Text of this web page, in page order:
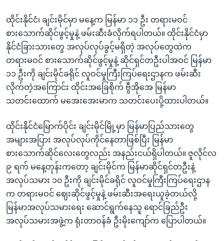
ရန်
နေရာ
သို့
ကျော်
ရန်
ထိုင်းနိုင်ငံ၊ ချင်းမိုင်မှာ မနေ့က မြန်မာ ၁၁ ဦး တရားမဝင်
စားသောက်ဆိုင်ဖွင့်မှုနဲ့ ဖမ်းဆီးခံလိုက်ရပါတယ်။ ထိုင်းနိုင်ငံမှာ
နိုင်ငံခြားသားတွေ အလုပ်လုပ်ခွင့်မရှိတဲ့ အလုပ်တွေထဲက
တရားမဝင် စားသောက်ဆိုင်ဖွင့်မှုနဲ့ ဆိုင်ရှင်တဦးပါအဝင် မြန်မာ
၁၁ ဦးကို ချင်းမိုင်ခရိုင် လူဝင်မှုကြီးကြပ်ရေးဌာနက ဖမ်းဆီး
လိုက်တဲ့အကြောင်း ထိုင်းအခြေစိုက် ဗွီအိုအေ မြန်မာ
သတင်းထောက် မအေးအေးမာက သတင်းပေးပို့ထားပါတယ်။
ထိုင်းနိုင်ငံမြောက်ပိုင်း ချင်းမိုင်မြို့မှာ မြန်မာပြည်သားတွေ
အများအပြား အလုပ်လုပ်ကိုင်နေတာဖြစ်ပြီး မြန်မာ
စားသောက်ဆိုင်လေးတွေလည်း အနည်းငယ်ရှိပါတယ်။ ဇူလိုင်လ
၉ ရက် မနေ့တုန်းကတော့ ချင်းမိုင်က မြန်မာဆိုင်ရှင်တဦးနဲ့
အလုပ်သမား ၁၀ ဦးကို ချင်းမိုင်ခရိုင် လူဝင်မှုကြီးကြပ်ရေးဌာန
က တရားမဝင် ဈေးဆိုင်ဖွင့်မှုနဲ့ ဖမ်းဆီးအရေးယူခဲ့တယ်လို့
မြန်မာအလုပ်သမားရေး ဆောင်ရွက်နေသူ ရောင်ခြည်ဦး
အလုပ်သမားအဖွဲ့က ရုံးတာဝန်ခံ ဦးမိုးကျော်က ပြောပါတယ်။